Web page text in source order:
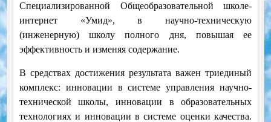
Специализированной Общеобразовательной школе-
интернет «Умид», в научно-техническую
(инженерную) школу полного дня, повышая ее
эффективность и изменяя содержание.
В средствах достижения результата важен триединый
комплекс: инновации в системе управления научно-
технической школы, инновации в образовательных
технологиях и инновации в системе оценки качества.